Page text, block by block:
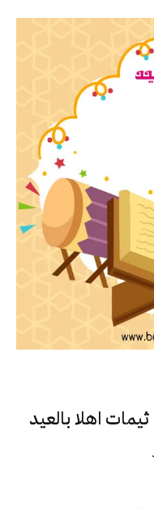
اهلا بالعيد